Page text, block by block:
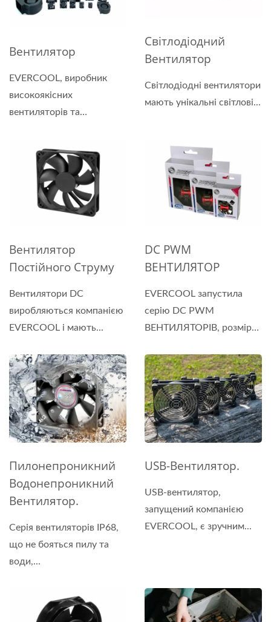
Вентилятор
EVERCOOL, виробник
високоякісних
вентиляторів та
Світлодіодний
Вентилятор
Світлодіодні вентилятори
мають унікальні світлові...
Вентилятор
Постійного Струму
Вентилятори DC
виробляються компанією
EVERCOOL і мають...
DC PWM
ВЕНТИЛЯТОР
EVERCOOL запустила
серію DC PWM
ВЕНТИЛЯТОРІВ, розмір
Пилонепроникний
Водонепроникний
Вентилятор.
Серія вентиляторів IP68,
що не бояться пилу та
води,...
USB-Вентилятор.
USB-вентилятор,
запущений компанією
EVERCOOL, є зручним...